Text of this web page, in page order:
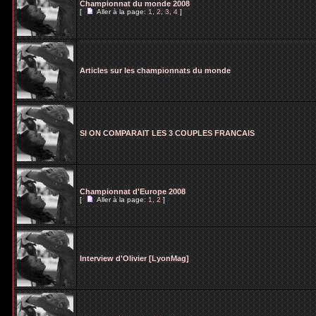
Championnat du monde 2008
[ Aller à la page:1,2,3,4]
Articles sur les championnats du monde
SI ON COMPARAIT LES 3 COUPLES FRANCAIS
Championnat d'Europe 2008
[ Aller à la page:1,2]
Interview d'Olivier [LyonMag]